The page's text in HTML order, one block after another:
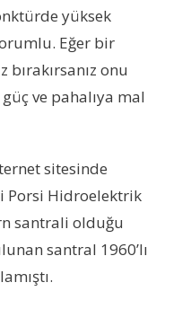
yüksek
Eğer bir
onu
ve pahalıya mal
sitesinde
Porsi Hidroelektrik
santrali olduğu
santral 1960’lı